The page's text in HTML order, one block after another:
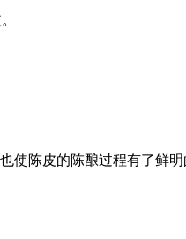
使陈皮的陈酿过程有了鲜